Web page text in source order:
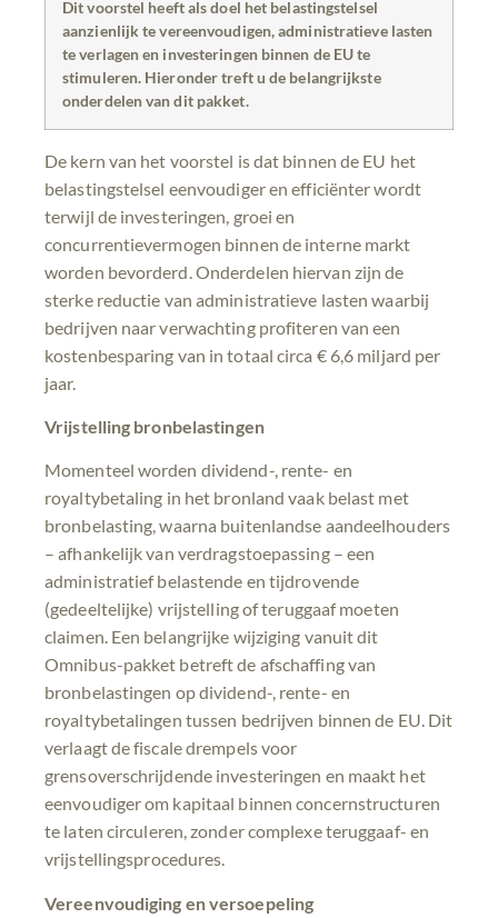
Dit voorstel heeft als doel het belastingstelsel
aanzienlijk te vereenvoudigen, administratieve lasten
te verlagen en investeringen binnen de EU te
stimuleren. Hieronder treft u de belangrijkste
onderdelen van dit pakket.
De kern van het voorstel is dat binnen de EU het
belastingstelsel eenvoudiger en efficiënter wordt
terwijl de investeringen, groei en
concurrentievermogen binnen de interne markt
worden bevorderd. Onderdelen hiervan zijn de
sterke reductie van administratieve lasten waarbij
bedrijven naar verwachting profiteren van een
kostenbesparing van in totaal circa € 6,6 miljard per
jaar.
Vrijstelling bronbelastingen
Momenteel worden dividend-, rente- en
royaltybetaling in het bronland vaak belast met
bronbelasting, waarna buitenlandse aandeelhouders
– afhankelijk van verdragstoepassing – een
administratief belastende en tijdrovende
(gedeeltelijke) vrijstelling of teruggaaf moeten
claimen. Een belangrijke wijziging vanuit dit
Omnibus-pakket betreft de afschaffing van
bronbelastingen op dividend-, rente- en
royaltybetalingen tussen bedrijven binnen de EU. Dit
verlaagt de fiscale drempels voor
grensoverschrijdende investeringen en maakt het
eenvoudiger om kapitaal binnen concernstructuren
te laten circuleren, zonder complexe teruggaaf- en
vrijstellingsprocedures.
Vereenvoudiging en versoepeling